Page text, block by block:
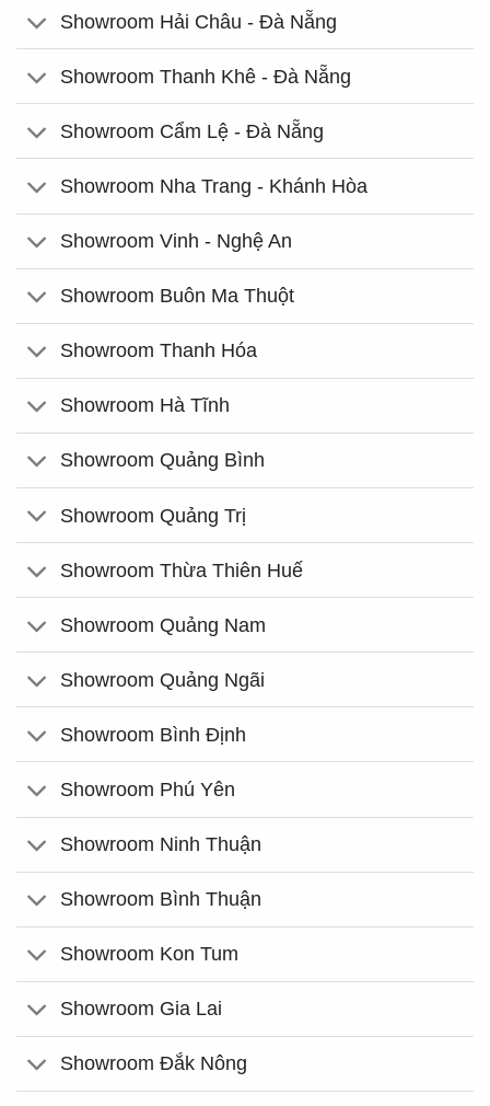
Showroom Hải Châu - Đà Nẵng
Showroom Thanh Khê - Đà Nẵng
Showroom Cẩm Lệ - Đà Nẵng
Showroom Nha Trang - Khánh Hòa
Showroom Vinh - Nghệ An
Showroom Buôn Ma Thuột
Showroom Thanh Hóa
Showroom Hà Tĩnh
Showroom Quảng Bình
Showroom Quảng Trị
Showroom Thừa Thiên Huế
Showroom Quảng Nam
Showroom Quảng Ngãi
Showroom Bình Định
Showroom Phú Yên
Showroom Ninh Thuận
Showroom Bình Thuận
Showroom Kon Tum
Showroom Gia Lai
Showroom Đắk Nông